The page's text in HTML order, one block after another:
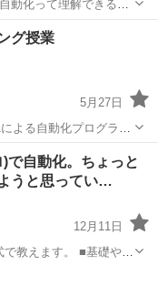
要！） そういう
だけの方、まずはお話
グ授業
5月27日
よる自動化プログラム
してもらいます！ 料
算制です！
で自動化。ちょっと
うと思ってい…
12月11日
す。 ■基礎や理